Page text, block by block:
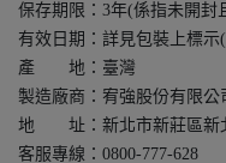
保存期限：3年(係指未開封
有效日期：詳見包裝上標示
產 地：臺灣
製造廠商：宥強股份有限公
地 址：新北市新莊區新
客服專線：0800-777-628